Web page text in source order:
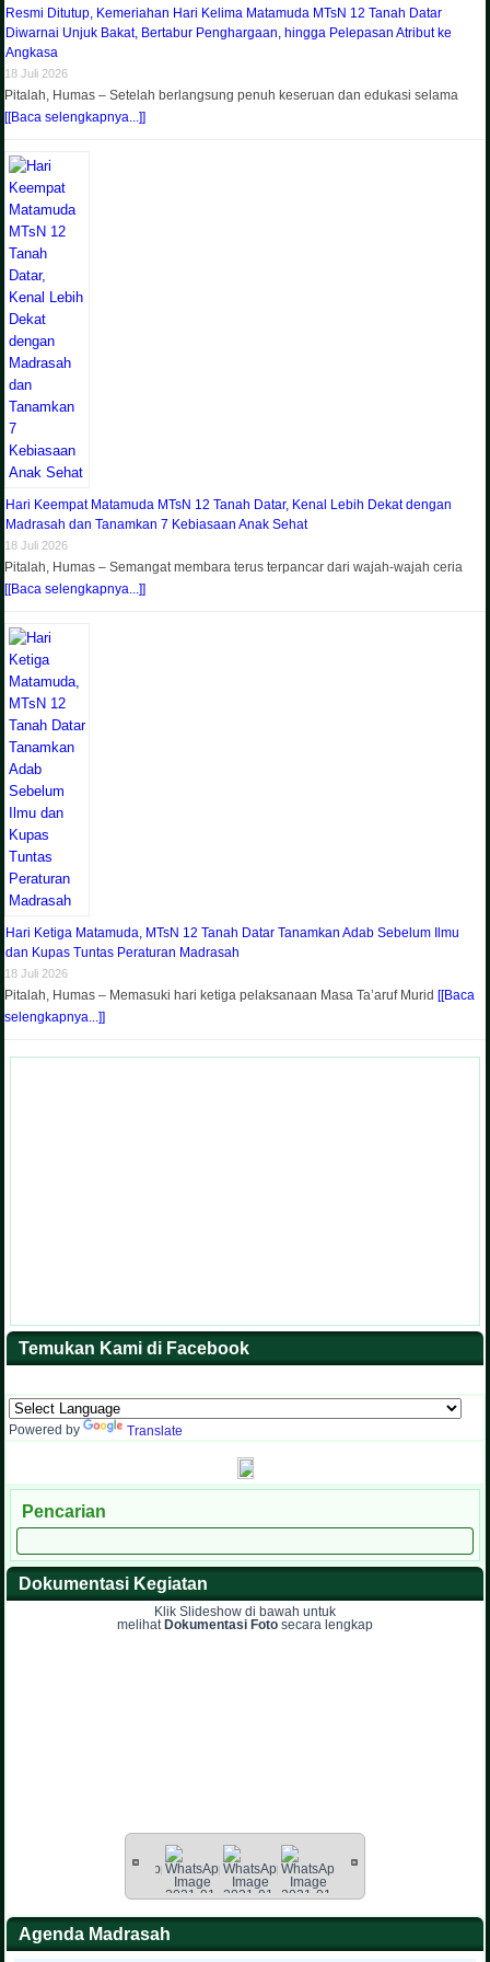
Resmi Ditutup, Kemeriahan Hari Kelima Matamuda MTsN 12 Tanah Datar
Diwarnai Unjuk Bakat, Bertabur Penghargaan, hingga Pelepasan Atribut ke
Angkasa
18 Juli 2026
Pitalah, Humas – Setelah berlangsung penuh keseruan dan edukasi selama
[[Baca selengkapnya...]]
Hari Keempat Matamuda MTsN 12 Tanah Datar, Kenal Lebih Dekat dengan
Madrasah dan Tanamkan 7 Kebiasaan Anak Sehat
18 Juli 2026
Pitalah, Humas – Semangat membara terus terpancar dari wajah-wajah ceria
[[Baca selengkapnya...]]
Hari Ketiga Matamuda, MTsN 12 Tanah Datar Tanamkan Adab Sebelum Ilmu
dan Kupas Tuntas Peraturan Madrasah
18 Juli 2026
Pitalah, Humas – Memasuki hari ketiga pelaksanaan Masa Ta’aruf Murid[[Baca
selengkapnya...]]
Temukan Kami di Facebook
Powered by Translate
Pencarian
Dokumentasi Kegiatan
Klik Slideshow di bawah untuk
melihat Dokumentasi Foto secara lengkap
Agenda Madrasah